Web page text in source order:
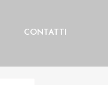
CONTATTI